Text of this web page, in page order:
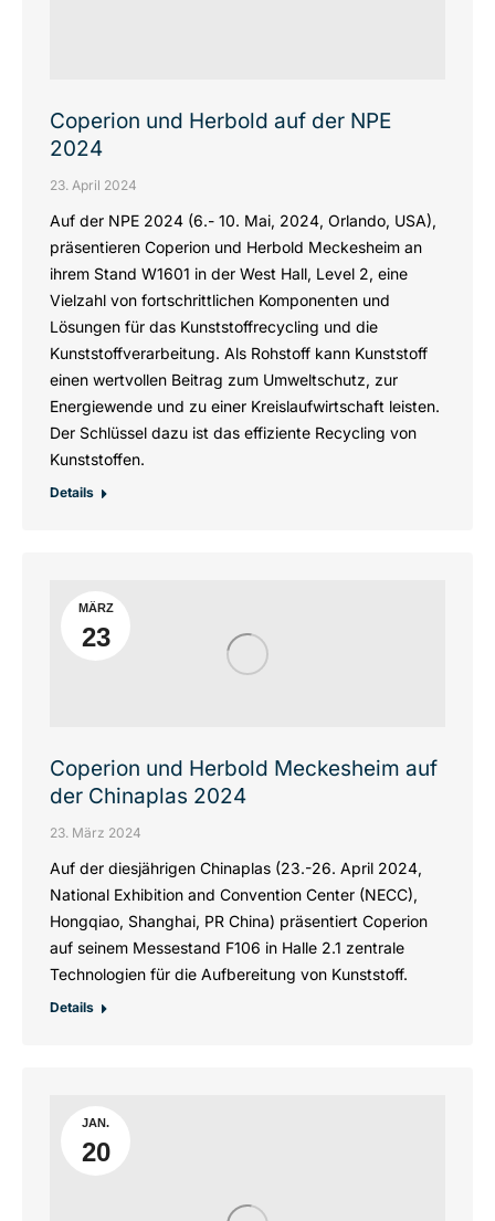
Coperion und Herbold auf der NPE
2024
23. April 2024
Auf der NPE 2024 (6.- 10. Mai, 2024, Orlando, USA),
präsentieren Coperion und Herbold Meckesheim an
ihrem Stand W1601 in der West Hall, Level 2, eine
Vielzahl von fortschrittlichen Komponenten und
Lösungen für das Kunststoffrecycling und die
Kunststoffverarbeitung. Als Rohstoff kann Kunststoff
einen wertvollen Beitrag zum Umweltschutz, zur
Energiewende und zu einer Kreislaufwirtschaft leisten.
Der Schlüssel dazu ist das effiziente Recycling von
Kunststoffen.
Details
MÄRZ
23
Coperion und Herbold Meckesheim auf
der Chinaplas 2024
23. März 2024
Auf der diesjährigen Chinaplas (23.-26. April 2024,
National Exhibition and Convention Center (NECC),
Hongqiao, Shanghai, PR China) präsentiert Coperion
auf seinem Messestand F106 in Halle 2.1 zentrale
Technologien für die Aufbereitung von Kunststoff.
Details
JAN.
20